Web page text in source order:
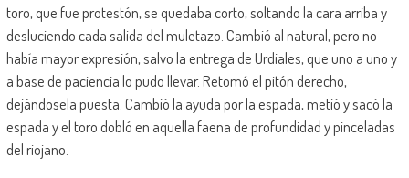
toro, que fue protestón, se quedaba corto, soltando la cara arriba y
desluciendo cada salida del muletazo. Cambió al natural, pero no
había mayor expresión, salvo la entrega de Urdiales, que uno a uno y
a base de paciencia lo pudo llevar. Retomó el pitón derecho,
dejándosela puesta. Cambió la ayuda por la espada, metió y sacó la
espada y el toro dobló en aquella faena de profundidad y pinceladas
del riojano.